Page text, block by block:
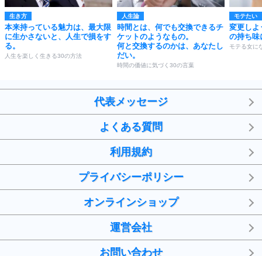
生き方
本来持っている魅力は、最大限
に生かさないと、人生で損をす
る。
人生を楽しく生きる30の方法
人生論
時間とは、何でも交換できるチ
ケットのようなもの。
何と交換するのかは、あなたし
だい。
時間の価値に気づく30の言葉
モテたい
変更しよ
の持ち味
モテる女に
代表メッセージ
よくある質問
利用規約
プライバシーポリシー
オンラインショップ
運営会社
お問い合わせ